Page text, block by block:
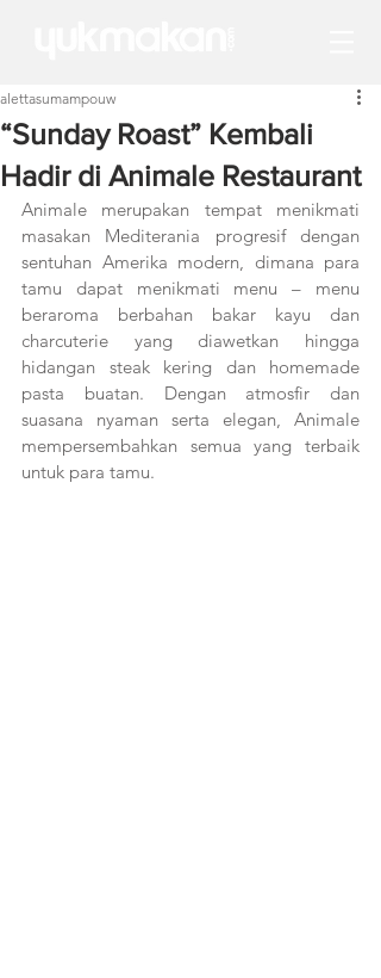
“Sunday Roast” Kembali
Hadir di Animale Restaurant
alettasumampouw
Animale merupakan tempat menikmati
masakan Mediterania progresif dengan
sentuhan Amerika modern, dimana para
tamu dapat menikmati menu – menu
beraroma berbahan bakar kayu dan
charcuterie yang diawetkan hingga
hidangan steak kering dan homemade
pasta buatan. Dengan atmosfir dan
suasana nyaman serta elegan, Animale
mempersembahkan semua yang terbaik
untuk para tamu.